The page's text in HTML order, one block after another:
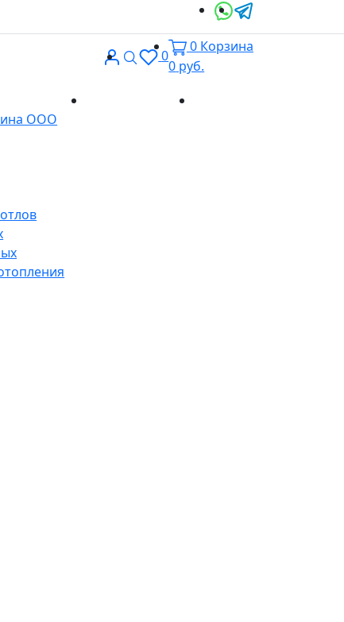
ВходПоиск
0
0 Корзина
0 руб.
ООО